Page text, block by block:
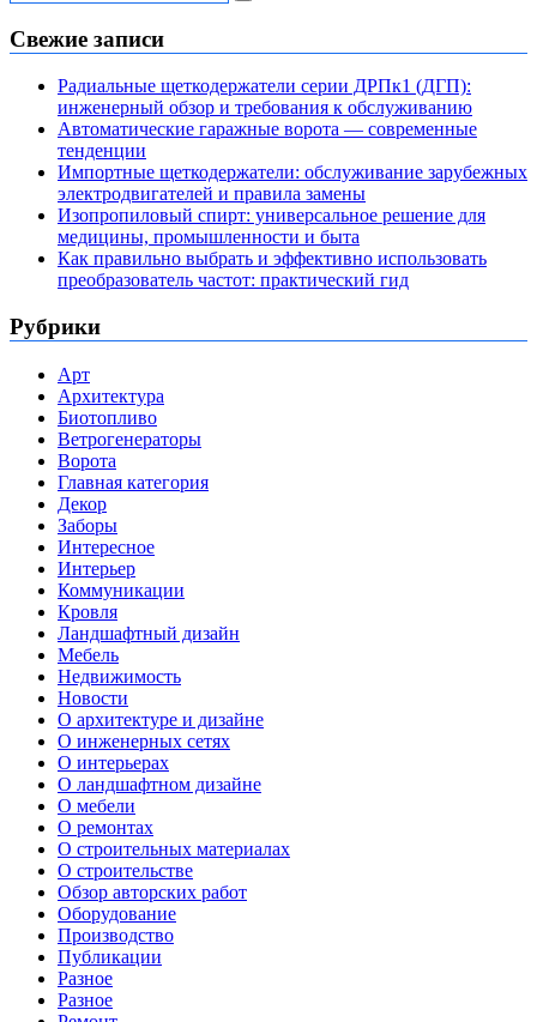
Свежие записи
Радиальные щеткодержатели серии ДРПк1 (ДГП):
инженерный обзор и требования к обслуживанию
Автоматические гаражные ворота — современные
тенденции
Импортные щеткодержатели: обслуживание зарубежных
электродвигателей и правила замены
Изопропиловый спирт: универсальное решение для
медицины, промышленности и быта
Как правильно выбрать и эффективно использовать
преобразователь частот: практический гид
Рубрики
Арт
Архитектура
Биотопливо
Ветрогенераторы
Ворота
Главная категория
Декор
Заборы
Интересное
Интерьер
Коммуникации
Кровля
Ландшафтный дизайн
Мебель
Недвижимость
Новости
О архитектуре и дизайне
О инженерных сетях
О интерьерах
О ландшафтном дизайне
О мебели
О ремонтах
О строительных материалах
О строительстве
Обзор авторских работ
Оборудование
Производство
Публикации
Разное
Разное